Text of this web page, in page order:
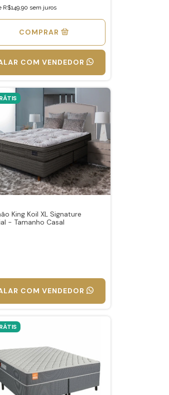
R$149,90 sem juros
COMPRAR
COM VENDEDOR
King Koil XL Signature
- Tamanho Casal
COM VENDEDOR